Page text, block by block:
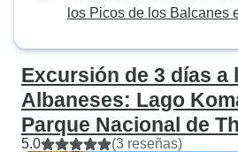
los Picos de los Balcanes
Excursión de 3 días a
Albaneses: Lago
Parque Nacional de
5.0 (3 reseñas)